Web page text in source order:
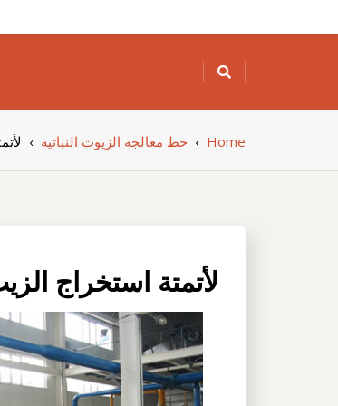
to
Home
› خط معالجة الزيوت النباتية ›
لأتمتة استخراج